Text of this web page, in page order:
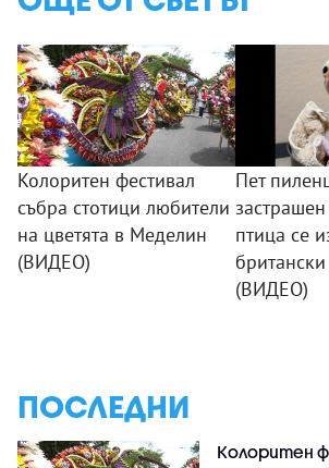
Колоритен фестивал
събра стотици любители
на цветята в Меделин
(ВИДЕО)
Пет
птица се
(ВИДЕО)
ПОСЛЕДНИ
Колоритен